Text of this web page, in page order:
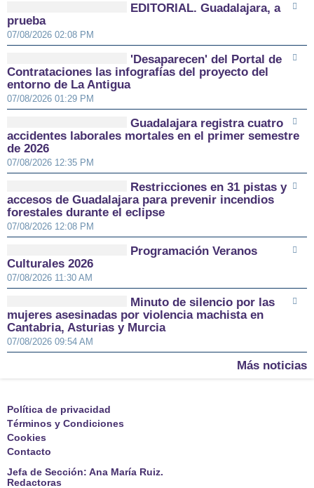
EDITORIAL. Guadalajara, a
prueba
07/08/2026 02:08 PM
'Desaparecen' del Portal de
Contrataciones las infografías del proyecto del
entorno de La Antigua
07/08/2026 01:29 PM
Guadalajara registra cuatro
accidentes laborales mortales en el primer semestre
de 2026
07/08/2026 12:35 PM
Restricciones en 31 pistas y
accesos de Guadalajara para prevenir incendios
forestales durante el eclipse
07/08/2026 12:08 PM
Programación Veranos
Culturales 2026
07/08/2026 11:30 AM
Minuto de silencio por las
mujeres asesinadas por violencia machista en
Cantabria, Asturias y Murcia
07/08/2026 09:54 AM
Más noticias
Política de privacidad
Términos y Condiciones
Cookies
Contacto
Jefa de Sección: Ana María Ruiz.
Redactoras